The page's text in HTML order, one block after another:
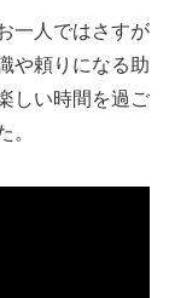
一人ではさすが
や頼りになる助
しい時間を過ご
。